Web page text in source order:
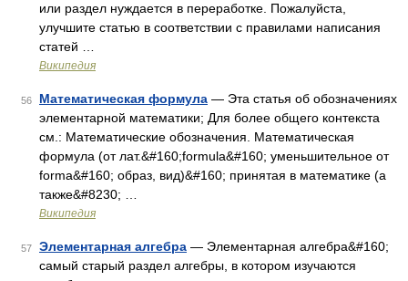
или раздел нуждается в переработке. Пожалуйста,
улучшите статью в соответствии с правилами написания
статей …
Википедия
56 Математическая формула — Эта статья об обозначениях
элементарной математики; Для более общего контекста
см.: Математические обозначения. Математическая
формула (от лат.&#160;formula&#160; уменьшительное от
forma&#160; образ, вид)&#160; принятая в математике (а
также&#8230; …
Википедия
57 Элементарная алгебра — Элементарная алгебра&#160;
самый старый раздел алгебры, в котором изучаются